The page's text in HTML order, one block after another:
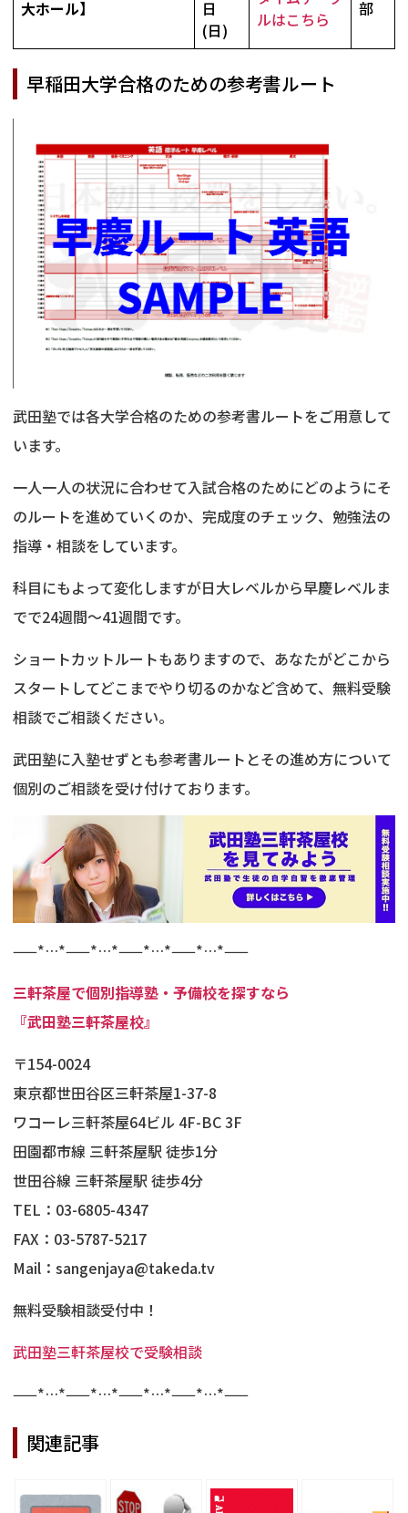
大ホール】
日
(日)
ルはこちら
部
早稲田大学合格のための参考書ルート
武田塾では各大学合格のための参考書ルートをご用意して
います。
一人一人の状況に合わせて入試合格のためにどのようにそ
のルートを進めていくのか、完成度のチェック、勉強法の
指導・相談をしています。
科目にもよって変化しますが日大レベルから早慶レベルま
でで24週間～41週間です。
ショートカットルートもありますので、あなたがどこから
スタートしてどこまでやり切るのかなど含めて、無料受験
相談でご相談ください。
武田塾に入塾せずとも参考書ルートとその進め方について
個別のご相談を受け付けております。
——*…*——*…*——*…*——*…*——
三軒茶屋で個別指導塾・予備校を探すなら
『武田塾三軒茶屋校』
〒154-0024
東京都世田谷区三軒茶屋1-37-8
ワコーレ三軒茶屋64ビル 4F-BC 3F
田園都市線 三軒茶屋駅 徒歩1分
世田谷線 三軒茶屋駅 徒歩4分
TEL：03-6805-4347
FAX：03-5787-5217
Mail：sangenjaya@takeda.tv
無料受験相談受付中！
武田塾三軒茶屋校で受験相談
——*…*——*…*——*…*——*…*——
関連記事